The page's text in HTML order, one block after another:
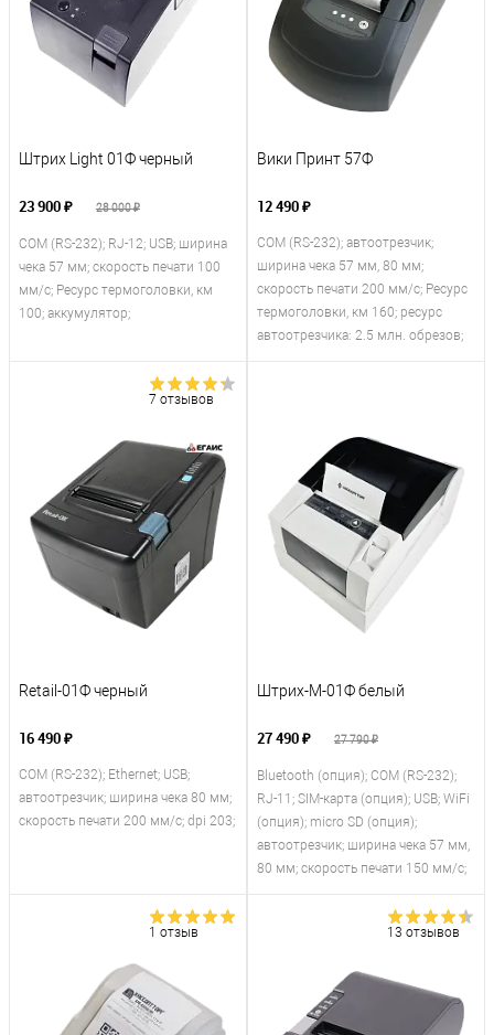
Штрих Light 01Ф черный
23 900 ₽ 28 000 ₽
COM (RS-232); RJ-12; USB; ширина
чека 57 мм; скорость печати 100
мм/с; Ресурс термоголовки, км
100; аккумулятор;
Вики Принт 57Ф
12 490 ₽
COM (RS-232); автоотрезчик;
ширина чека 57 мм, 80 мм;
скорость печати 200 мм/с; Ресурс
термоголовки, км 160; ресурс
автоотрезчика: 2.5 млн. обрезов;
7 отзывов
Retail-01Ф черный
16 490 ₽
COM (RS-232); Ethernet; USB;
автоотрезчик; ширина чека 80 мм;
скорость печати 200 мм/с; dpi 203;
Штрих-М-01Ф белый
27 490 ₽ 27 790 ₽
Bluetooth (опция); COM (RS-232);
RJ-11; SIM-карта (опция); USB; WiFi
(опция); micro SD (опция);
автоотрезчик; ширина чека 57 мм,
80 мм; скорость печати 150 мм/с;
1 отзыв 13 отзывов